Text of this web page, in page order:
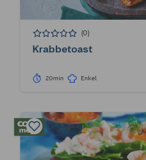
(0)
Krabbetoast
20min Enkel